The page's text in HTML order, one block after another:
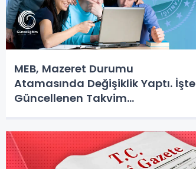
MEB, Mazeret Durumu
Atamasında Değişiklik Yaptı. İşte
Güncellenen Takvim...